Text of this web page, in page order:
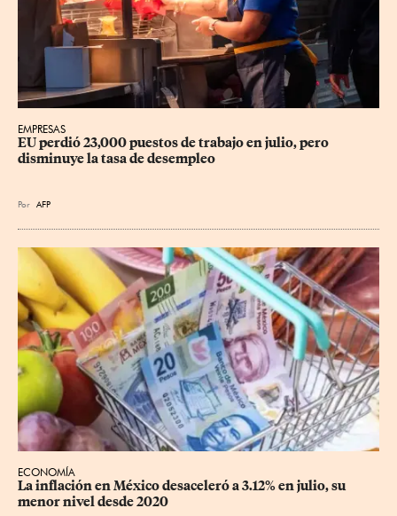
EMPRESAS
EU perdió 23,000 puestos de trabajo en julio, pero
disminuye la tasa de desempleo
Por AFP
ECONOMÍA
La inflación en México desaceleró a 3.12% en julio, su
menor nivel desde 2020